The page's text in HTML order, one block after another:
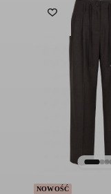
NOWOŚĆ